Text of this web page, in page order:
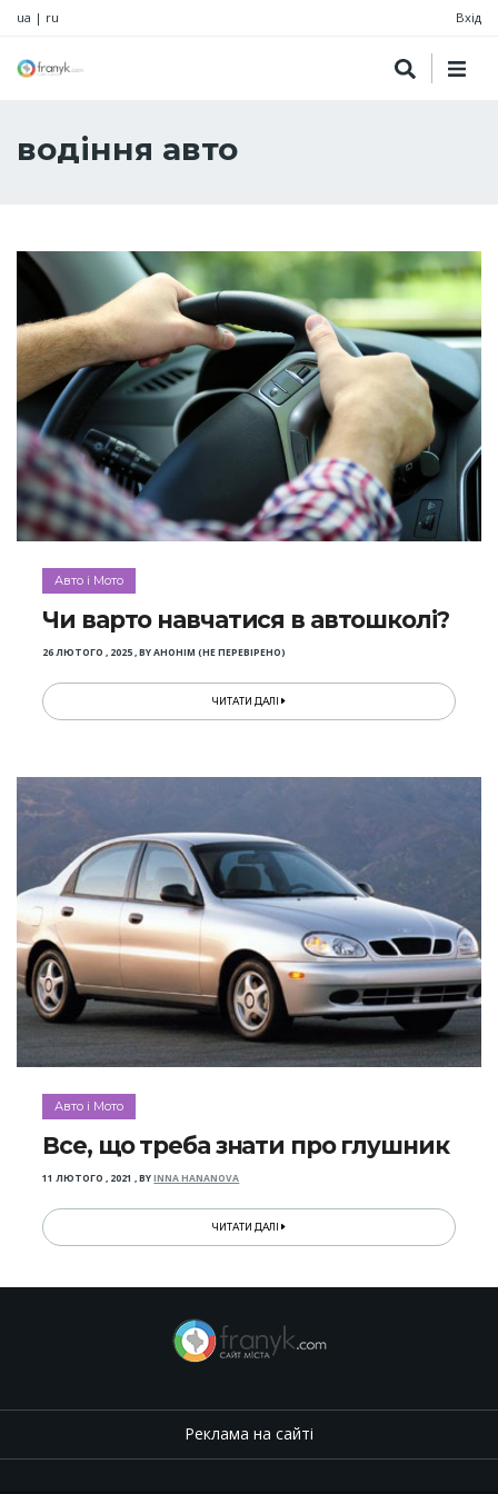
ua | ru Вхід
водіння авто
Авто і Мото
Чи варто навчатися в автошколі?
26 ЛЮТОГО , 2025,BYАНОНІМ (НЕ ПЕРЕВІРЕНО)
ЧИТАТИ ДАЛІ
Авто і Мото
Все, що треба знати про глушник
11 ЛЮТОГО , 2021 ,BYINNA HANANOVA
ЧИТАТИ ДАЛІ
Реклама на сайті